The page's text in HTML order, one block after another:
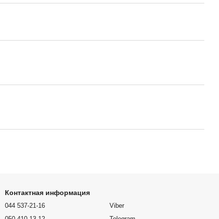
Контактная информация
044 537-21-16
Viber